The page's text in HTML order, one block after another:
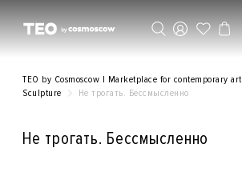
TEO by Cosmoscow | Marketplace for contemporary art
Sculpture
Не трогать. Бессмысленно
Не трогать. Бессмысленно